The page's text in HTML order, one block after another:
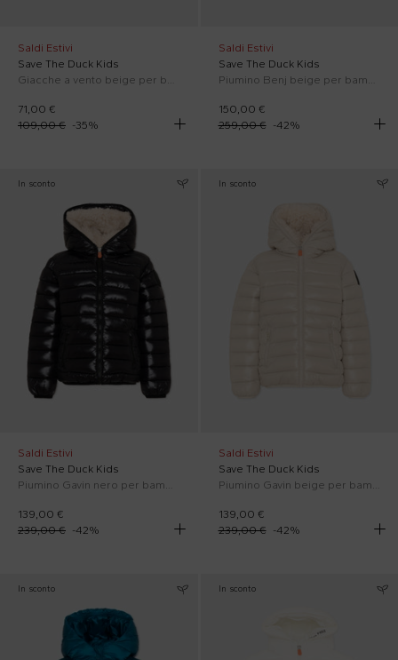
Saldi Estivi
Save The Duck Kids
Giacche a vento beige per bambini
71,00 €
109,00 € -35%
Saldi Estivi
Save The Duck Kids
Piumino Benj beige per bambini con logo
150,00 €
259,00 €
-42%
In sconto
Saldi Estivi
Save The Duck Kids
Piumino Gavin nero per bambini con logo
139,00 €
239,00 € -42%
In sconto
Saldi Estivi
Save The Duck Kids
Piumino Gavin beige per bambini
139,00 €
239,00 €
-42%
In sconto In sconto